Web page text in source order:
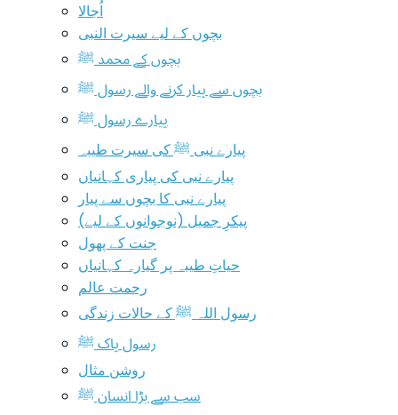
اُجالا
بچوں کے لیے سیرت النبی
بچوں کے محمد ﷺ
بچوں سے پیار کرنے والے رسول ﷺ
پیارے رسول ﷺ
پیارے نبی ﷺ کی سیرت طیبہ
پیارے نبی کی پیاری کہانیاں
پیارے نبی کا بچوں سے پیار
پیکرِ جمیل (نوجوانوں کے لیے)
جنت کے پھول
حیاتِ طیبہ پر گیارہ کہانیاں
رحمت عالم
رسول اللہ ﷺ کے حالات زندگی
رسول پاک ﷺ
روشن مثال
سب سے بڑا انسان ﷺ